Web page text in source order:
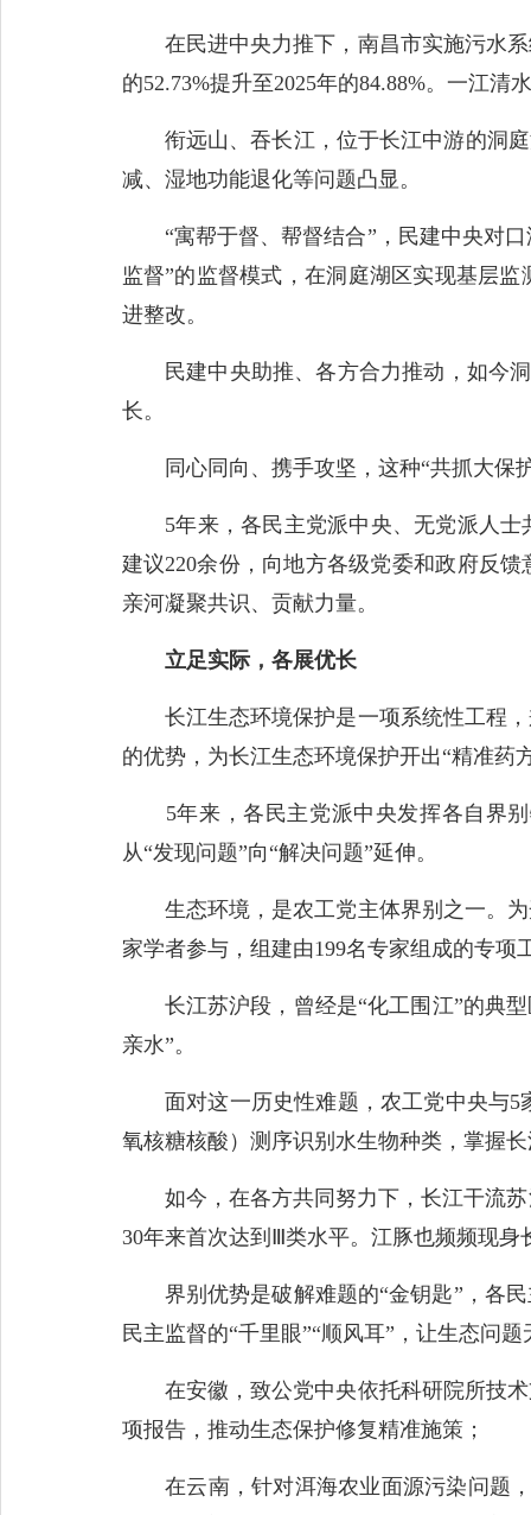
在民进中央力推下，南昌市实施污水系
的52.73%提升至2025年的84.88%。一江清
衔远山、吞长江，位于长江中游的洞庭
减、湿地功能退化等问题凸显。
“寓帮于督、帮督结合”，民建中央对口
监督”的监督模式，在洞庭湖区实现基层
进整改。
民建中央助推、各方合力推动，如今洞
长。
同心同向、携手攻坚，这种“共抓大保
5年来，各民主党派中央、无党派人士
建议220余份，向地方各级党委和政府反
亲河凝聚共识、贡献力量。
立足实际，各展优长
长江生态环境保护是一项系统性工程，
的优势，为长江生态环境保护开出“精准药
5年来，各民主党派中央发挥各自界别
从“发现问题”向“解决问题”延伸。
生态环境，是农工党主体界别之一。为
家学者参与，组建由199名专家组成的专项
长江苏沪段，曾经是“化工围江”的典型
亲水”。
面对这一历史性难题，农工党中央与5
氧核糖核酸）测序识别水生物种类，掌握
如今，在各方共同努力下，长江干流苏
30年来首次达到Ⅲ类水平。江豚也频频现
界别优势是破解难题的“金钥匙”，各民
民主监督的“千里眼”“顺风耳”，让生态问题
在安徽，致公党中央依托科研院所技术
项报告，推动生态保护修复精准施策；
在云南，针对洱海农业面源污染问题，